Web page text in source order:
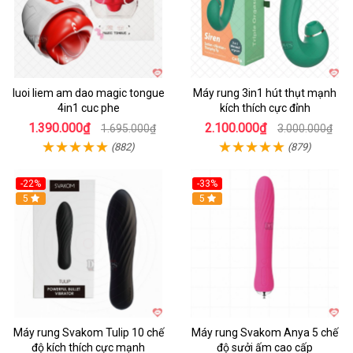
luoi liem am dao magic tongue
4in1 cuc phe
1.390.000₫ 1.695.000₫
(882)
Máy rung 3in1 hút thụt mạnh
kích thích cực đỉnh
2.100.000₫ 3.000.000₫
(879)
-22%
Hot
5
Máy rung Svakom Tulip 10 chế
độ kích thích cực mạnh
-33%
Hot
5
Máy rung Svakom Anya 5 chế
độ sưởi ấm cao cấp